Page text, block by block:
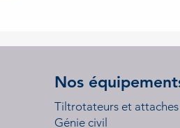
Nos
Tiltrotateurs et
Génie civil